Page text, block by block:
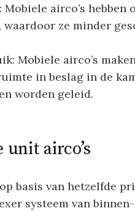
airco’s hebben
waardoor ze minder
Mobiele airco’s
in beslag in de
worden geleid.
airco’s
basis van hetzelfde
systeem van